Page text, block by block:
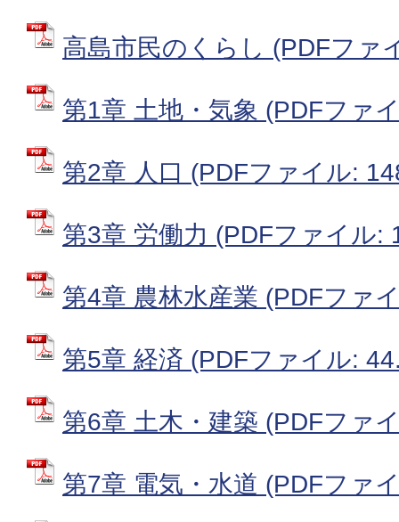
高島市民のくらし (PDFファ
第1章 土地・気象 (PDFファ
第2章 人口 (PDFファイル:
第3章 労働力 (PDFファイル:
第4章 農林水産業 (PDFファ
第5章 経済 (PDFファイル:
第6章 土木・建築 (PDFファ
第7章 電気・水道 (PDFファ